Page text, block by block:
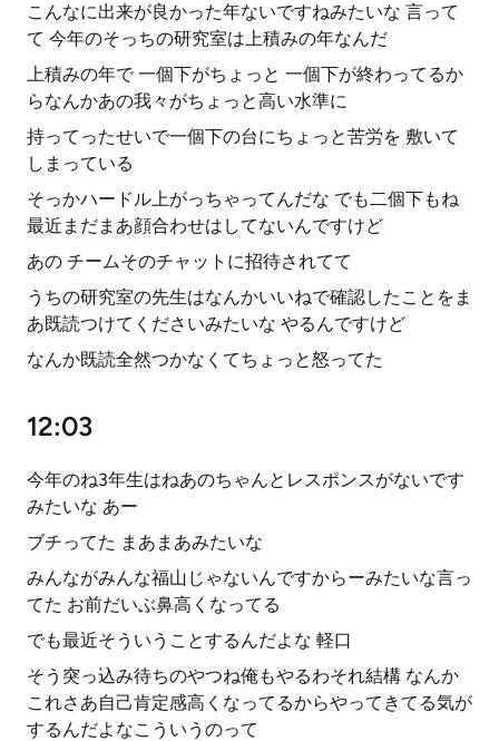
こんなに出来が良かった年ないですねみたいな 言って
て 今年のそっちの研究室は上積みの年なんだ
上積みの年で 一個下がちょっと 一個下が終わってるか
らなんかあの我々がちょっと高い水準に
持ってったせいで一個下の台にちょっと苦労を 敷いて
しまっている
そっかハードル上がっちゃってんだな でも二個下もね
最近まだまあ顔合わせはしてないんですけど
あの チームそのチャットに招待されてて
うちの研究室の先生はなんかいいねで確認したことをま
あ既読つけてくださいみたいな やるんですけど
なんか既読全然つかなくてちょっと怒ってた
12:03
今年のね3年生はねあのちゃんとレスポンスがないです
みたいな あー
ブチってた まあまあみたいな
みんながみんな福山じゃないんですからーみたいな言っ
てた お前だいぶ鼻高くなってる
でも最近そういうことするんだよな 軽口
そう突っ込み待ちのやつね俺もやるわそれ結構 なんか
これさあ自己肯定感高くなってるからやってきてる気が
するんだよなこういうのって